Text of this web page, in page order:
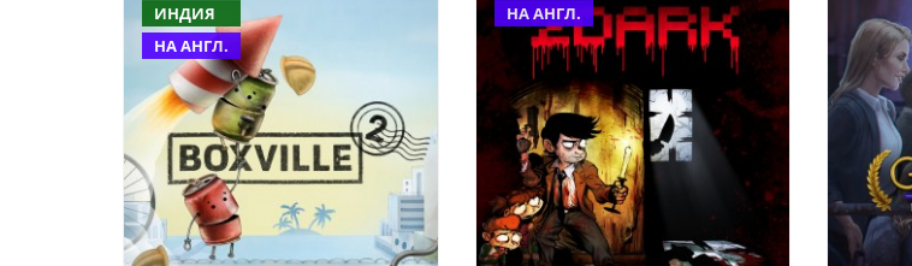
ИНДИЯ
НА АНГЛ.
НА АНГЛ.